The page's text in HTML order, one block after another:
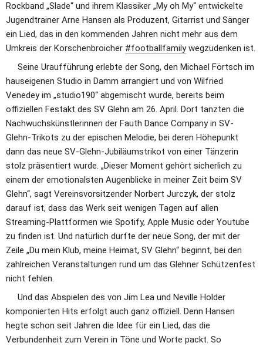
Rockband „Slade“ und ihrem Klassiker „My oh My“ entwickelte
Jugendtrainer Arne Hansen als Produzent, Gitarrist und Sänger
ein Lied, das in den kommenden Jahren nicht mehr aus dem
Umkreis der Korschenbroicher #footballfamily wegzudenken ist.
Seine Uraufführung erlebte der Song, den Michael Förtsch im
hauseigenen Studio in Damm arrangiert und von Wilfried
Venedey im „studio190“ abgemischt wurde, bereits beim
offiziellen Festakt des SV Glehn am 26. April. Dort tanzten die
Nachwuchskünstlerinnen der Fauth Dance Company in SV-
Glehn-Trikots zu der epischen Melodie, bei deren Höhepunkt
dann das neue SV-Glehn-Jubiläumstrikot von einer Tänzerin
stolz präsentiert wurde. „Dieser Moment gehört sicherlich zu
einem der emotionalsten Augenblicke in meiner Zeit beim SV
Glehn“, sagt Vereinsvorsitzender Norbert Jurczyk, der stolz
darauf ist, dass das Werk seit wenigen Tagen auf allen
Streaming-Plattformen wie Spotify, Apple Music oder Youtube
zu finden ist. Und natürlich durfte der neue Song, der mit der
Zeile „Du mein Klub, meine Heimat, SV Glehn“ beginnt, bei den
zahlreichen Veranstaltungen rund um das Glehner Schützenfest
nicht fehlen.
Und das Abspielen des von Jim Lea und Neville Holder
komponierten Hits erfolgt auch ganz offiziell. Denn Hansen
hegte schon seit Jahren die Idee für ein Lied, das die
Verbundenheit zum Verein in Töne und Worte packt. So